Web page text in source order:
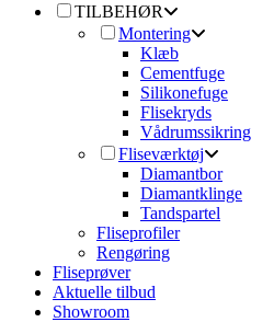
TILBEHØR
Montering
Klæb
Cementfuge
Silikonefuge
Flisekryds
Vådrumssikring
Fliseværktøj
Diamantbor
Diamantklinge
Tandspartel
Fliseprofiler
Rengøring
Fliseprøver
Aktuelle tilbud
Showroom